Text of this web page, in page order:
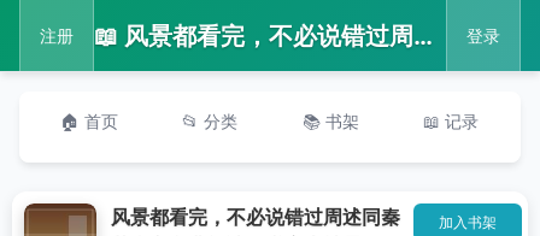
注册 📖 风景都看完，不必说错过周述同秦若全文免费阅读无弹窗大结局 登录
🏠 首页 📂 分类 📚 书架 📖 记录
风景都看完，不必说错过周述同秦
加入书架